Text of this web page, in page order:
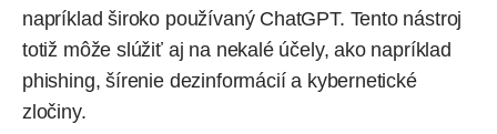
napríklad široko používaný ChatGPT. Tento nástroj
totiž môže slúžiť aj na nekalé účely, ako napríklad
phishing, šírenie dezinformácií a kybernetické
zločiny.